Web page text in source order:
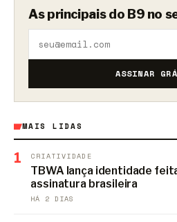
As principais do B9 no
ASSINAR
MAIS LIDAS
1 CRIATIVIDADE
TBWA lança identidade
assinatura brasileira
HÁ 2 DIAS